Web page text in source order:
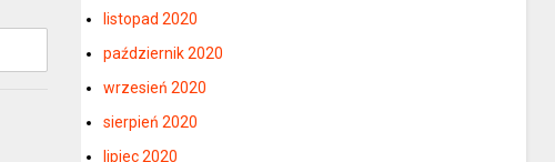
listopad 2020
październik 2020
wrzesień 2020
sierpień 2020
lipiec 2020